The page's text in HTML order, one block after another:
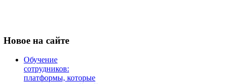
Новое на сайте
Обучение
сотрудников:
платформы, которые